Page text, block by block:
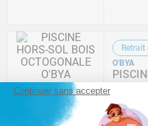
O'BYA
Continuer sans accepter